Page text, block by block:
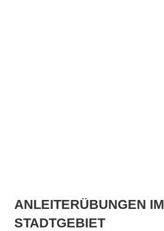
ANLEITERÜBUNGEN IM
STADTGEBIET